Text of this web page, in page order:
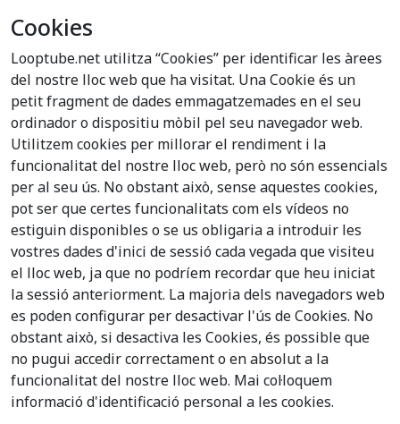
Cookies
Looptube.net utilitza “Cookies” per identificar les àrees
del nostre lloc web que ha visitat. Una Cookie és un
petit fragment de dades emmagatzemades en el seu
ordinador o dispositiu mòbil pel seu navegador web.
Utilitzem cookies per millorar el rendiment i la
funcionalitat del nostre lloc web, però no són essencials
per al seu ús. No obstant això, sense aquestes cookies,
pot ser que certes funcionalitats com els vídeos no
estiguin disponibles o se us obligaria a introduir les
vostres dades d'inici de sessió cada vegada que visiteu
el lloc web, ja que no podríem recordar que heu iniciat
la sessió anteriorment. La majoria dels navegadors web
es poden configurar per desactivar l'ús de Cookies. No
obstant això, si desactiva les Cookies, és possible que
no pugui accedir correctament o en absolut a la
funcionalitat del nostre lloc web. Mai col·loquem
informació d'identificació personal a les cookies.